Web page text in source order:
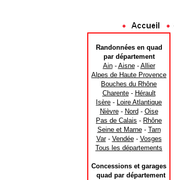
Randonnées en quad
par département
Ain- Aisne- Allier
Alpes de Haute Provence
Bouches du Rhône
Charente- Hérault
Isère - Loire Atlantique
Nièvre- Nord - Oise
Pas de Calais - Rhône
Seine et Marne- Tarn
Var- Vendée- Vosges
Tous les départements
Concessions et garages
quad par département